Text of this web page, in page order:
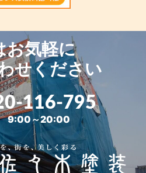
お気軽に
せください
116-795
9:00～20:00